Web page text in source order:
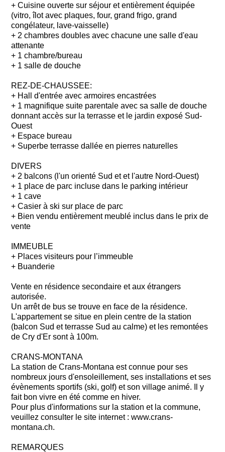
+ Cuisine ouverte sur séjour et entièrement équipée
(vitro, îlot avec plaques, four, grand frigo, grand
congélateur, lave-vaisselle)
+ 2 chambres doubles avec chacune une salle d'eau
attenante
+ 1 chambre/bureau
+ 1 salle de douche
REZ-DE-CHAUSSEE:
+ Hall d'entrée avec armoires encastrées
+ 1 magnifique suite parentale avec sa salle de douche
donnant accès sur la terrasse et le jardin exposé Sud-
Ouest
+ Espace bureau
+ Superbe terrasse dallée en pierres naturelles
DIVERS
+ 2 balcons (l'un orienté Sud et et l'autre Nord-Ouest)
+ 1 place de parc incluse dans le parking intérieur
+ 1 cave
+ Casier à ski sur place de parc
+ Bien vendu entièrement meublé inclus dans le prix de
vente
IMMEUBLE
+ Places visiteurs pour l’immeuble
+ Buanderie
Vente en résidence secondaire et aux étrangers
autorisée.
Un arrêt de bus se trouve en face de la résidence.
L'appartement se situe en plein centre de la station
(balcon Sud et terrasse Sud au calme) et les remontées
de Cry d'Er sont à 100m.
CRANS-MONTANA
La station de Crans-Montana est connue pour ses
nombreux jours d'ensoleillement, ses installations et ses
évènements sportifs (ski, golf) et son village animé. Il y
fait bon vivre en été comme en hiver.
Pour plus d'informations sur la station et la commune,
veuillez consulter le site internet : www.crans-
montana.ch.
REMARQUES